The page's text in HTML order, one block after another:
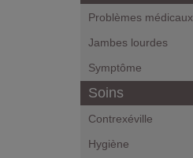
Problèmes médicaux
Jambes lourdes
Symptôme
Soins
Contrexéville
Hygiène